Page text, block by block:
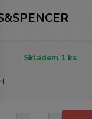
Skladem 1 ks